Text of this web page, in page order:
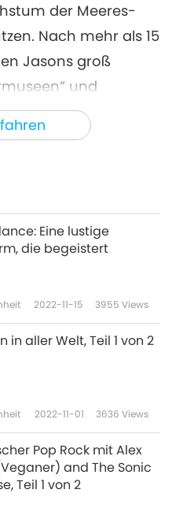
der Meeres-
Nach mehr als 15
Jasons groß
und
ganzen Globus,
Unterwasser- und
Eine lustige
die begeistert
2022-11-15 3955 Views
in aller Welt, Teil 1 von 2
2022-11-01 3636 Views
Pop Rock mit Alex
and The Sonic
Teil 1 von 2